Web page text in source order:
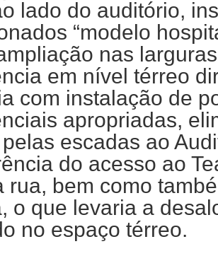
lado do auditório,
“modelo
nas
em nível térreo
com instalação de
apropriadas,
escadas ao
do acesso ao
rua, bem como
o que levaria a
no espaço térreo.